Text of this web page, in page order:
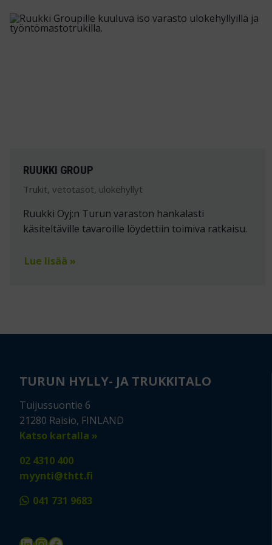
RUUKKI GROUP
Trukit, vetotasot, ulokehyllyt
Ruukki Oyj:n Turun varaston hankalasti
käsiteltäville tavaroille löydettiin toimiva ratkaisu.
Lue lisää »
TURUN HYLLY- JA TRUKKITALO
Tuijussuontie 6
21280 Raisio, FINLAND
Katso kartalla »
02 4310 400
myynti@thtt.fi
041 731 9683